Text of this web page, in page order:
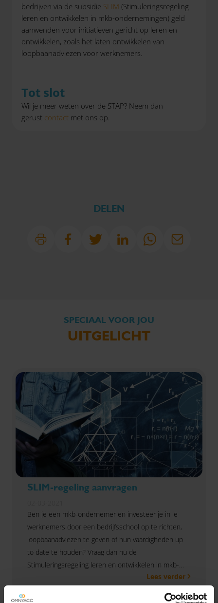
bedrijven via de subsidie SLIM (Stimuleringsregeling
leren en ontwikkelen in mkb-ondernemingen) geld
aanwenden voor initiatieven gericht op leren en
ontwikkelen, zoals het laten ontwikkelen van
loopbaanadviezen voor werknemers.
Tot slot
Wil je meer weten over de STAP? Neem dan
gerust contact met ons op.
DELEN
SPECIAAL VOOR JOU
UITGELICHT
SLIM-regeling aanvragen
Ben je een mkb-ondernemer en investeer je in je
werknemers door een bedrijfsschool op te richten,
loopbaanadviezen te geven of hun vaardigheden up
to date te houden? Vraag dan nu de
Stimuleringsregeling leren en ontwikkelen in mkb-
ondernemingen (SLIM) aan. Dit kan uiterlijk t/m 31
Lees verder